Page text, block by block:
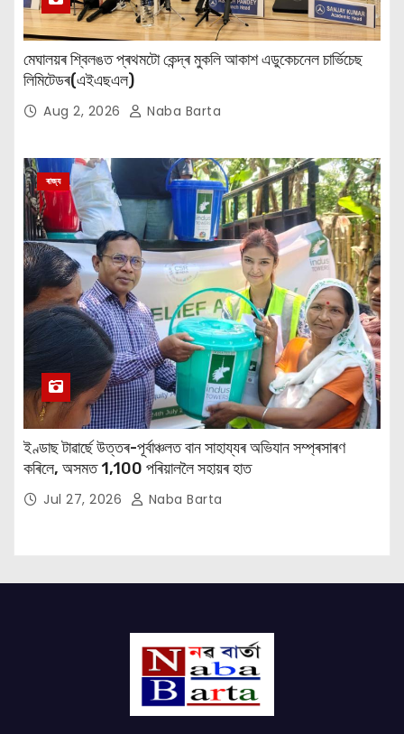
মেঘালয়ৰ শ্বিলঙত প্ৰথমটো কেন্দ্ৰ মুকলি আকাশ এডুকেচনেল চাৰ্ভিচেছ
লিমিটেডৰ(এইএছএল)
Aug 2, 2026 Naba Barta
ৰাজ্য
ইণ্ডাছ টাৱাৰ্ছে উত্তৰ-পূৰ্বাঞ্চলত বান সাহায্যৰ অভিযান সম্প্ৰসাৰণ
কৰিলে, অসমত 1,100 পৰিয়াললৈ সহায়ৰ হাত
Jul 27, 2026 Naba Barta